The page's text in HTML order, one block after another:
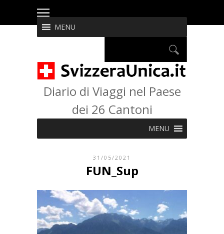
MENU
Diario di Viaggi nel Paese
dei 26 Cantoni
MENU
31/05/2021
FUN_Sup